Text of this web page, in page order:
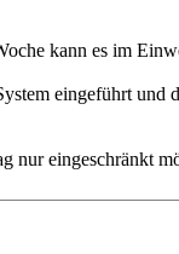
kann es im
eingeführt und
nur eingeschränkt